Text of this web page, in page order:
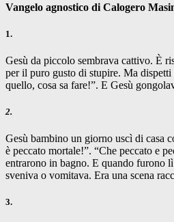
Vangelo agnostico di Calogero
1.
Gesù da piccolo sembrava cattivo. È
per il puro gusto di stupire. Ma
quello, cosa sa fare!”. E Gesù
2.
Gesù bambino un giorno uscì di casa
è peccato mortale!”. “Che peccato e
entrarono in bagno. E quando furono
sveniva o vomitava. Era una scena
3.